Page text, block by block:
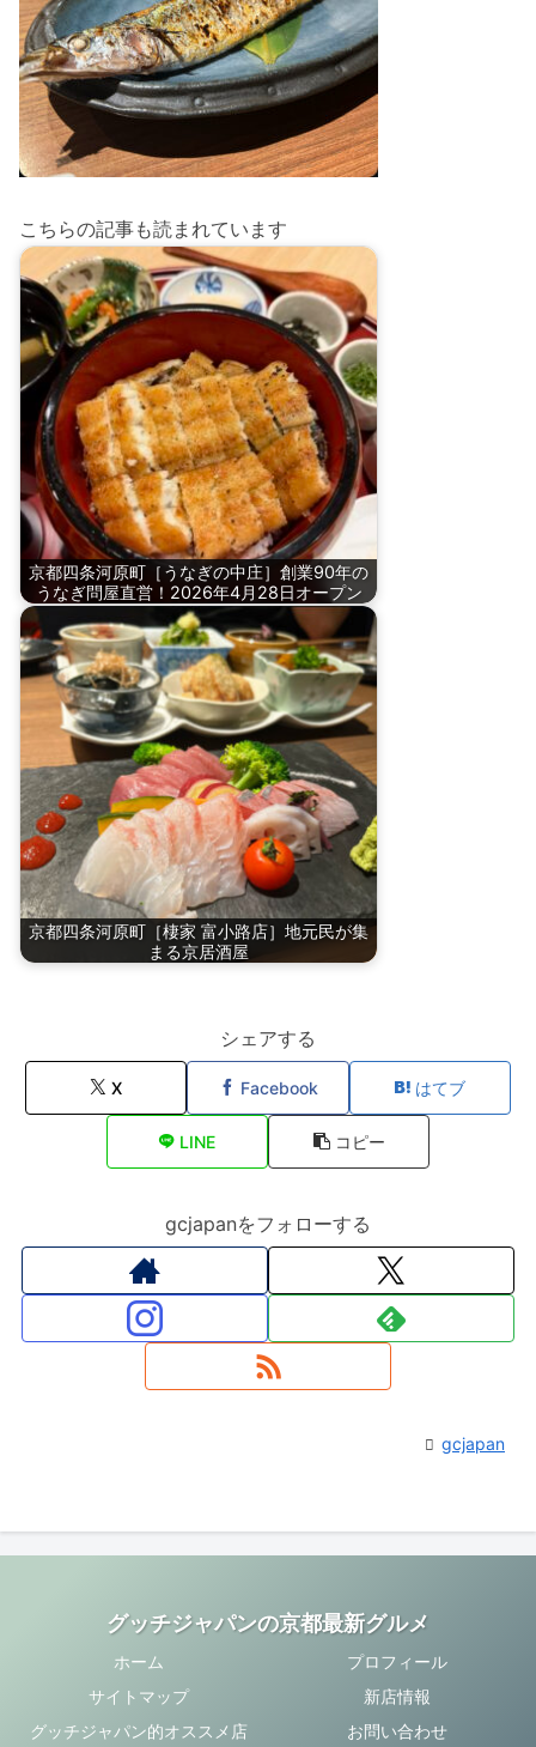
こちらの記事も読まれています
京都四条河原町［うなぎの中庄］創業90年の
うなぎ問屋直営！2026年4月28日オープン
京都四条河原町［棲家 富小路店］地元民が集
まる京居酒屋
シェアする
X Facebook はてブ
LINE コピー
gcjapanをフォローする
gcjapan
グッチジャパンの京都最新グルメ
ホーム
プロフィール
サイトマップ
新店情報
グッチジャパン的オススメ店
お問い合わせ